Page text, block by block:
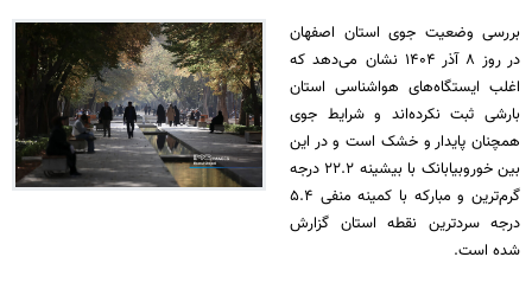
بررسی وضعیت جوی استان اصفهان
در روز ۸ آذر ۱۴۰۴ نشان می‌دهد که
اغلب ایستگاه‌های هواشناسی استان
بارشی ثبت نکرده‌اند و شرایط جوی
همچنان پایدار و خشک است و در این
بین خوروبیابانک با بیشینه ۲۲.۲ درجه
گرم‌ترین و مبارکه با کمینه منفی ۵.۴
درجه سردترین نقطه استان گزارش
شده است.